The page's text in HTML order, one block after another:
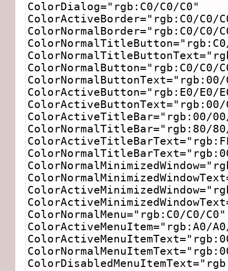
ColorDialog="rgb:C0/C0/C0"
ColorActiveBorder="rgb:C0/C0/
ColorNormalBorder="rgb:C0/C0/
ColorNormalButton="rgb:C0/C0/
ColorActiveButton="rgb:E0/E0/
ColorActiveTitleBar="rgb:00/
ColorNormalTitleBar="rgb:80/
ColorNormalMenu="rgb:C0/C0/C0"
ColorActiveMenuItem="rgb:A0/